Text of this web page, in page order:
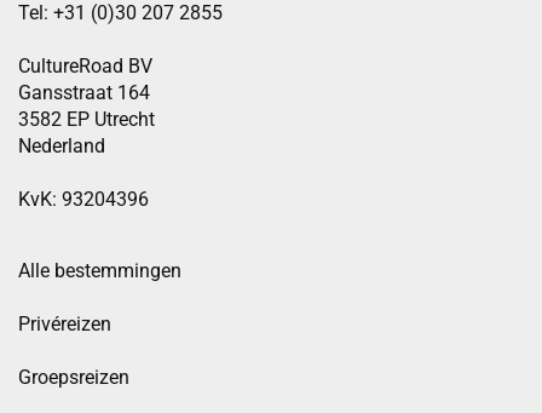
Tel: +31 (0)30 207 2855
CultureRoad BV
Gansstraat 164
3582 EP Utrecht
Nederland
KvK: 93204396
Alle bestemmingen
Privéreizen
Groepsreizen